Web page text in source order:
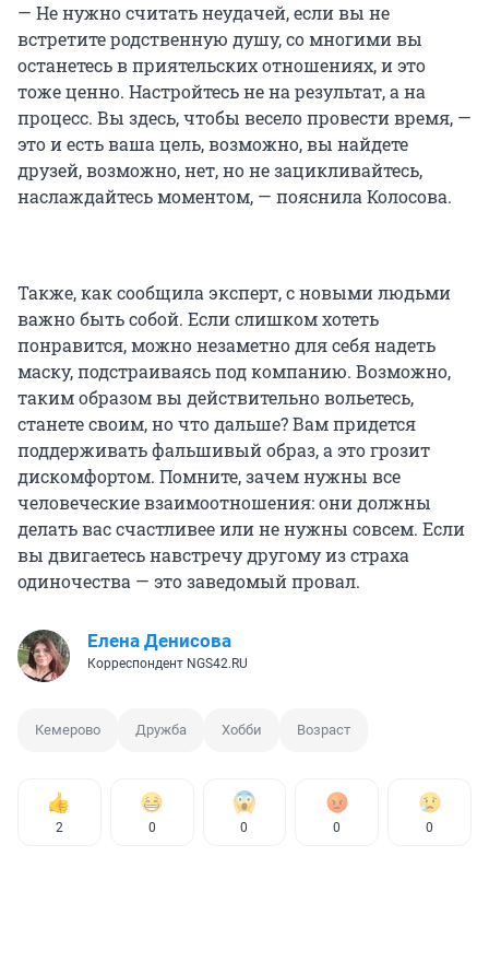
— Не нужно считать неудачей, если вы не
встретите родственную душу, со многими вы
останетесь в приятельских отношениях, и это
тоже ценно. Настройтесь не на результат, а на
процесс. Вы здесь, чтобы весело провести время, —
это и есть ваша цель, возможно, вы найдете
друзей, возможно, нет, но не зацикливайтесь,
наслаждайтесь моментом, — пояснила Колосова.
Также, как сообщила эксперт, с новыми людьми
важно быть собой. Если слишком хотеть
понравится, можно незаметно для себя надеть
маску, подстраиваясь под компанию. Возможно,
таким образом вы действительно вольетесь,
станете своим, но что дальше? Вам придется
поддерживать фальшивый образ, а это грозит
дискомфортом. Помните, зачем нужны все
человеческие взаимоотношения: они должны
делать вас счастливее или не нужны совсем. Если
вы двигаетесь навстречу другому из страха
одиночества — это заведомый провал.
Елена Денисова
Корреспондент NGS42.RU
Кемерово Дружба Хобби Возраст
2 0 0 0 0